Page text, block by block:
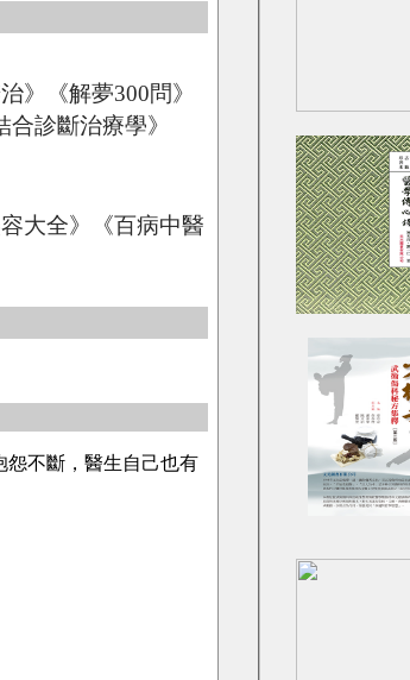
》《解夢300問》
診斷治療學》
大全》《百病中醫
怨不斷，醫生自己也有